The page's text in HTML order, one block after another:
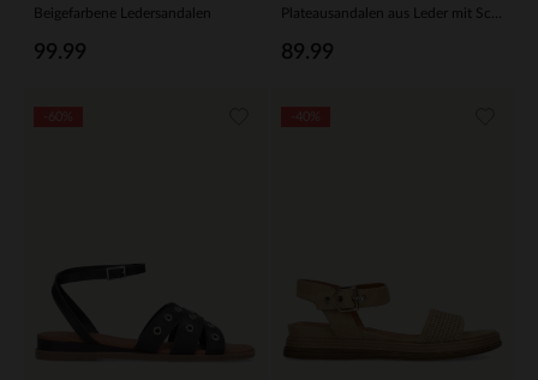
Beigefarbene Ledersandalen
99.99 89.99